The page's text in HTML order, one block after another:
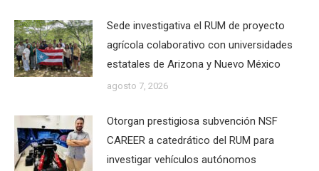
Sede investigativa el RUM de proyecto
agrícola colaborativo con universidades
estatales de Arizona y Nuevo México
agosto 7, 2026
Otorgan prestigiosa subvención NSF
CAREER a catedrático del RUM para
investigar vehículos autónomos